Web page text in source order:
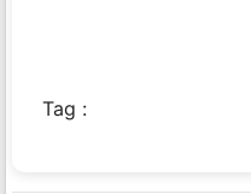
Tag :